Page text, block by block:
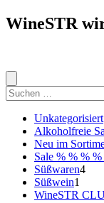
WineSTR
Suche
nach:
Unkategorisiert
Alkoholfreie
Neu im
Sale % % %
Süßwaren44
Süßwein1
WineSTR